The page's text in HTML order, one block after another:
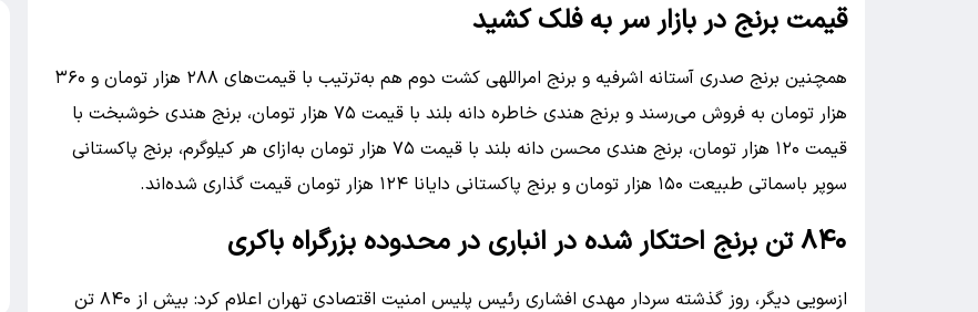
قیمت برنج در بازار سر به فلک کشید
همچنین برنج صدری آستانه اشرفیه و برنج امراللهی کشت دوم هم به‌ترتیب با قیمت‌های ۲۸۸ هزار تومان و ۳۶۰
هزار تومان به فروش می‌رسند و برنج هندی خاطره دانه بلند با قیمت ۷۵ هزار تومان، برنج هندی خوشبخت با
قیمت ۱۲۰ هزار تومان، برنج هندی محسن دانه بلند با قیمت ۷۵ هزار تومان به‌ازای هر کیلوگرم، برنج پاکستانی
سوپر باسماتی طبیعت ۱۵۰ هزار تومان و برنج پاکستانی دایانا ۱۲۴ هزار تومان قیمت گذاری شده‌اند.
۸۴۰ تن برنج احتکار شده در انباری در محدوده بزرگراه باکری
ازسویی دیگر، روز گذشته سردار مهدی افشاری رئیس پلیس امنیت اقتصادی تهران اعلام کرد: بیش از ۸۴۰ تن